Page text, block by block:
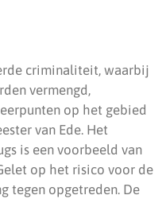
criminaliteit, waarbij
vermengd,
op het gebied
van Ede. Het
is een voorbeeld van
op het risico voor de
tegen opgetreden. De